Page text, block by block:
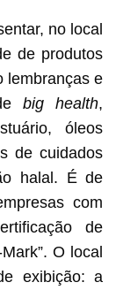
no local
de produtos
lembranças e
big health,
óleos
de cuidados
halal. É de
com
de
O local
exibição: a